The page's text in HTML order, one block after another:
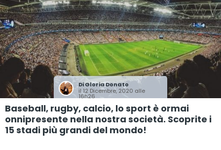
DiGloria Donato
il 12 Dicembre, 2020 alle
16h26
Baseball, rugby, calcio, lo sport è ormai
onnipresente nella nostra società. Scoprite i
15 stadi più grandi del mondo!